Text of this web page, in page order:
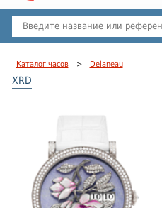
Каталог часов > Delaneau
XRD